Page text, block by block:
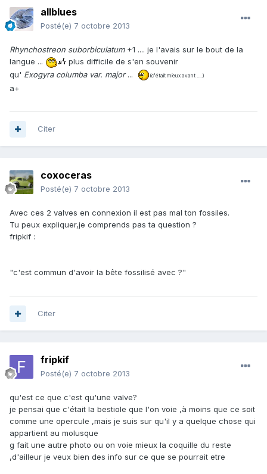
allblues
Posté(e) 7 octobre 2013
Rhynchostreon suborbiculatum +1 .... je l'avais sur le bout de la
langue ...
plus difficile de s'en souvenir
qu' Exogyra columba var. major... (c'était mieux avant .....)
a+
Citer
coxoceras
Posté(e) 7 octobre 2013
Avec ces 2 valves en connexion il est pas mal ton fossiles.
Tu peux expliquer,je comprends pas ta question ?
fripkif :
"c'est commun d'avoir la bête fossilisé avec ?"
Citer
fripkif
Posté(e) 7 octobre 2013
qu'est ce que c'est qu'une valve?
je pensai que c'était la bestiole que l'on voie ,à moins que ce soit
comme une opercule ,mais je suis sur qu'il y a quelque chose qui
appartient au molusque
g fait une autre photo ou on voie mieux la coquille du reste
,d'ailleur je veux bien des info sur ce que se pourrait etre